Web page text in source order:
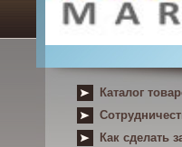
Каталог
Как сделать